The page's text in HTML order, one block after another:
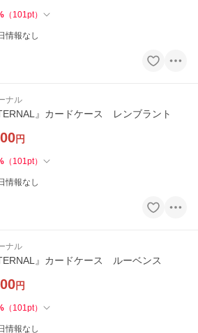
（ 101pt）
情報なし
ナル
』カードケース レンブラント
円
（ 101pt）
情報なし
ナル
』カードケース ルーベンス
円
（ 101pt）
情報なし